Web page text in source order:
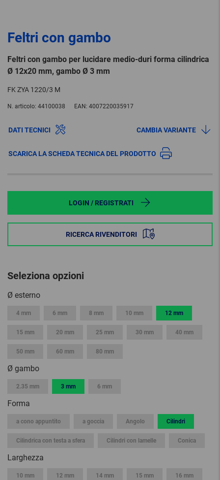
Feltri con gambo
Feltri con gambo per lucidare medio-duri forma cilindrica
Ø 12x20 mm, gambo Ø 3 mm
FK ZYA 1220/3 M
N. articolo: 44100038 EAN: 4007220035917
DATI TECNICI CAMBIA VARIANTE
SCARICA LA SCHEDA TECNICA DEL PRODOTTO
LOGIN / REGISTRATI
RICERCA RIVENDITORI
Seleziona opzioni
Ø esterno
4 mm 6 mm 8 mm 10 mm 12 mm
15 mm 20 mm 25 mm 30 mm 40 mm
50 mm 60 mm 80 mm
Ø gambo
2.35 mm 3 mm 6 mm
Forma
a cono appuntito a goccia Angolo Cilindri
Cilindrica con testa a sfera Cilindri con lamelle Conica
Larghezza
10 mm 12 mm 14 mm 15 mm 16 mm